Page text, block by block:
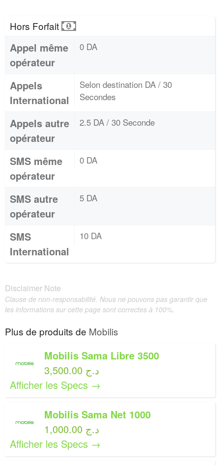
Hors Forfait
Appel même
opérateur
0 DA
Appels
International
Selon destination DA / 30
Secondes
Appels autre
opérateur
2.5 DA / 30 Seconde
SMS même
opérateur
0 DA
SMS autre
opérateur
5 DA
SMS
International
10 DA
Disclaimer Note
Clause de non-responsabilité. Nous ne pouvons pas garantir que
les informations sur cette page sont correctes à 100%.
Plus de produits de Mobilis
Mobilis Sama Libre 3500
3,500.00 د.ج
Afficher les Specs →
Mobilis Sama Net 1000
1,000.00 د.ج
Afficher les Specs →